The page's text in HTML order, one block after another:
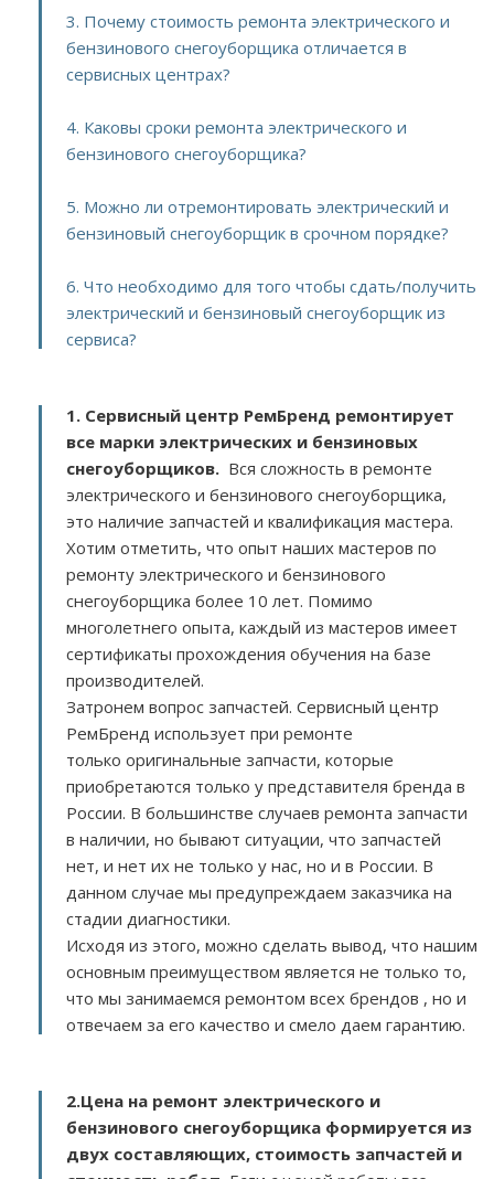
3. Почему стоимость ремонта электрического и
бензинового снегоуборщика отличается в
сервисных центрах?
4. Каковы сроки ремонта электрического и
бензинового снегоуборщика?
5. Можно ли отремонтировать электрический и
бензиновый снегоуборщик в срочном порядке?
6. Что необходимо для того чтобы сдать/получить
электрический и бензиновый снегоуборщик из
сервиса?
1. Сервисный центр РемБренд ремонтирует
все марки электрических и бензиновых
снегоуборщиков. Вся сложность в ремонте
электрического и бензинового снегоуборщика,
это наличие запчастей и квалификация мастера.
Хотим отметить, что опыт наших мастеров по
ремонту электрического и бензинового
снегоуборщика более 10 лет. Помимо
многолетнего опыта, каждый из мастеров имеет
сертификаты прохождения обучения на базе
производителей.
Затронем вопрос запчастей. Сервисный центр
РемБренд использует при ремонте
только оригинальные запчасти, которые
приобретаются только у представителя бренда в
России. В большинстве случаев ремонта запчасти
в наличии, но бывают ситуации, что запчастей
нет, и нет их не только у нас, но и в России. В
данном случае мы предупреждаем заказчика на
стадии диагностики.
Исходя из этого, можно сделать вывод, что нашим
основным преимуществом является не только то,
что мы занимаемся ремонтом всех брендов , но и
отвечаем за его качество и смело даем гарантию.
2.Цена на ремонт электрического и
бензинового снегоуборщика формируется из
двух составляющих, стоимость запчастей и